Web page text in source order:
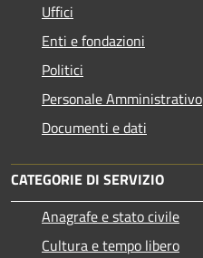
Uffici
Enti e fondazioni
Politici
Personale Amministrativo
Documenti e dati
CATEGORIE DI SERVIZIO
Anagrafe e stato civile
Cultura e tempo libero